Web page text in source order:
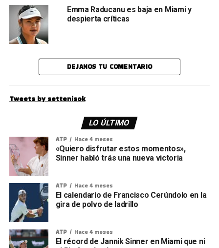
Emma Raducanu es baja en Miami y
despierta críticas
DEJANOS TU COMENTARIO
Tweets by settenisok
LO ÚLTIMO
ATP Hace 4 meses
«Quiero disfrutar estos momentos»,
Sinner habló trás una nueva victoria
ATP Hace 4 meses
El calendario de Francisco Cerúndolo en la
gira de polvo de ladrillo
ATP Hace 4 meses
El récord de Jannik Sinner en Miami que ni